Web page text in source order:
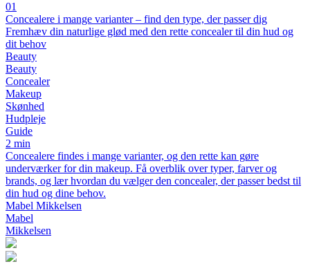
01
Concealere i mange varianter – find den type, der passer dig
Fremhæv din naturlige glød med den rette concealer til din hud og
dit behov
Beauty
Beauty
Concealer
Makeup
Skønhed
Hudpleje
Guide
2 min
Concealere findes i mange varianter, og den rette kan gøre
underværker for din makeup. Få overblik over typer, farver og
brands, og lær hvordan du vælger den concealer, der passer bedst til
din hud og dine behov.
Mabel Mikkelsen
Mabel
Mikkelsen